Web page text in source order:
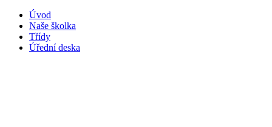
Úvod
Naše školka
Třídy
Úřední deska